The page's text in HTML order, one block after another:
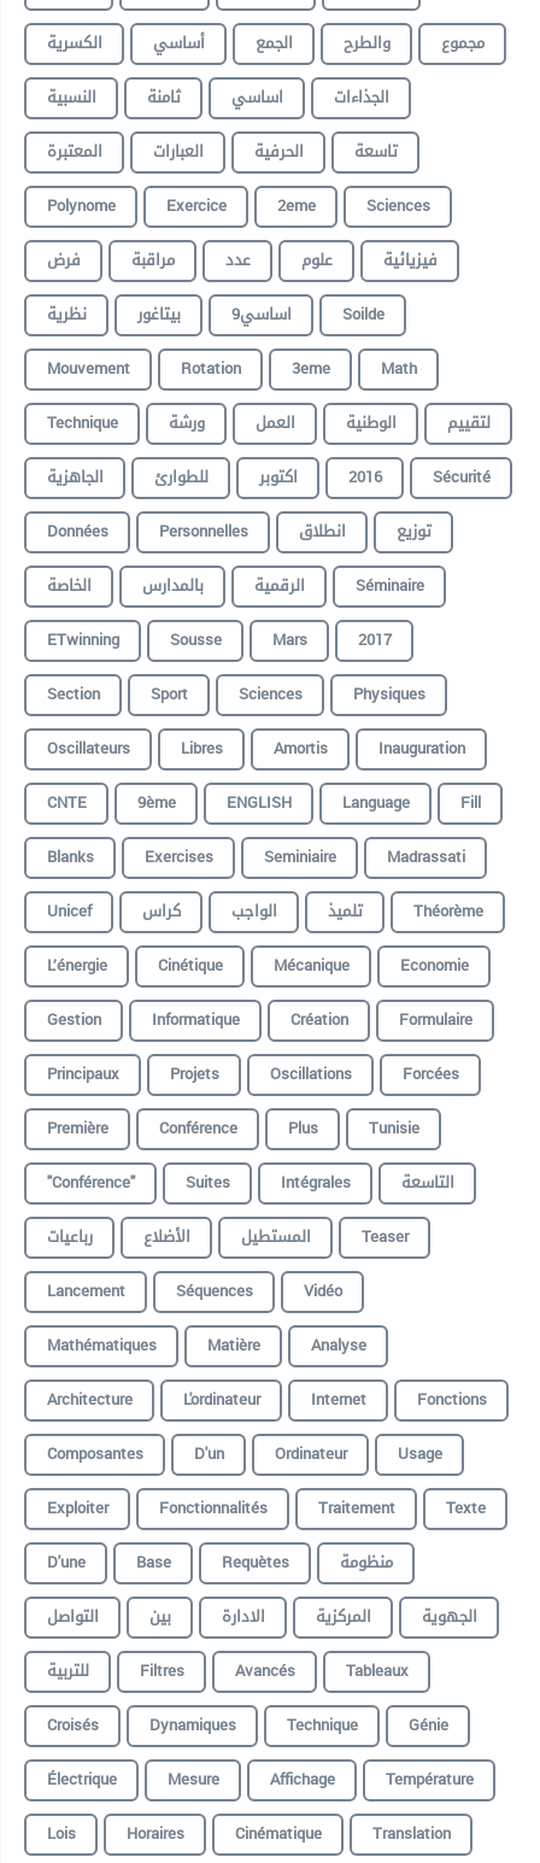
الكسرية
أساسي الجمع والطرح
مجموع
النسبية
ثامنة اساسي
الجذاءات
المعتبرة
العبارات الحرفية
تاسعة
Polynome
Exercice 2eme
Sciences
فرض
مراقبة عدد علوم
فيزيائية
نظرية
بيتاغور 9اساسي
Soilde
Mouvement
Rotation 3eme
Math
Technique
ورشة العمل الوطنية
لتقييم
الجاهزية
للطوارئ اكتوبر 2016
Sécurité
Données
Personnelles انطلاق
توزيع
الخاصة
بالمدارس الرقمية
Séminaire
ETwinning
Sousse Mars
2017
Section
Sport Sciences
Physiques
Oscillateurs
Libres Amortis
Inauguration
CNTE
9ème ENGLISH Language
Fill
Blanks
Exercises Seminiaire
Madrassati
Unicef
كراس الواجب تلميذ
Théorème
L’énergie
Cinétique Mécanique
Economie
Gestion
Informatique Création
Formulaire
Principaux
Projets Oscillations
Forcées
Première
Conférence Plus
Tunisie
"conférence"
Suites Intégrales
التاسعة
رباعيات
الأضلاع المستطيل
Teaser
Lancement
Séquences
Vidéo
Mathématiques
Matière
Analyse
Architecture
L'ordinateur Internet
Fonctions
Composantes
D'un Ordinateur
Usage
Exploiter
Fonctionnalités Traitement
Texte
D'une
Base Requètes
منظومة
التواصل
بين الادارة المركزية
الجهوية
للتربية
Filtres Avancés
Tableaux
Croisés
Dynamiques Technique
Génie
Électrique
Mesure Affichage
Température
Lois
Horaires Cinématique
Translation